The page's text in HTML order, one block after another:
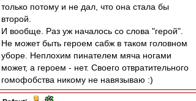
только потому и не дал, что она стала бы
второй.
И вообще. Раз уж началось со слова "герой".
Не может быть героем сабж в таком головном
уборе. Неплохим пинателем мяча ногами
может, а героем - нет. Своего отвратительного
гомофобства никому не навязываю :)